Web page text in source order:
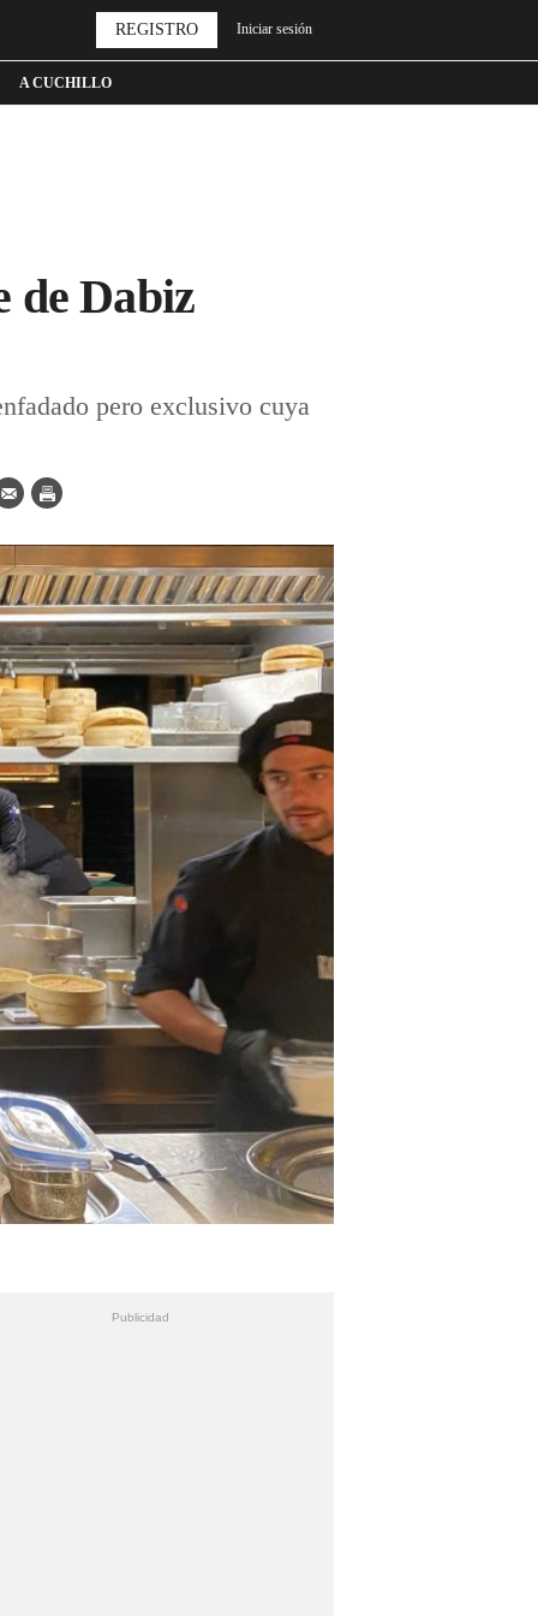
A CUCHILLO
REGISTRO Iniciar sesión
de Dabiz
pero exclusivo cuya